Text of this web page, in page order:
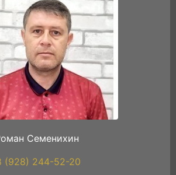
Семенихин
(928) 244-52-20